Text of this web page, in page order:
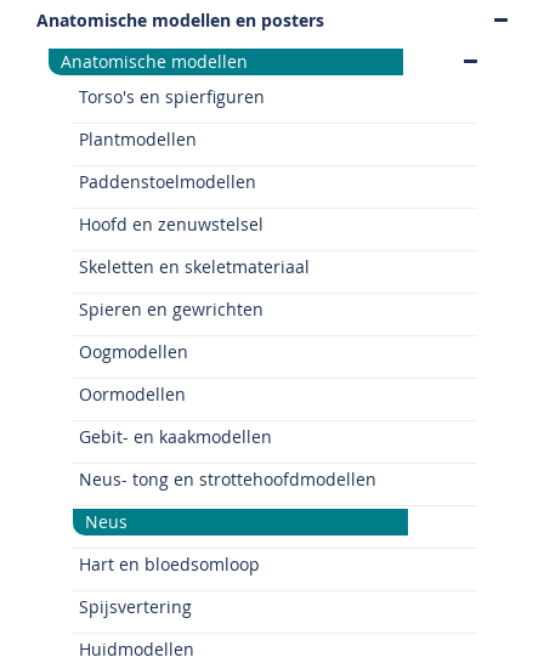
Anatomische modellen en posters
Anatomische modellen
Torso's en spierfiguren
Plantmodellen
Paddenstoelmodellen
Hoofd en zenuwstelsel
Skeletten en skeletmateriaal
Spieren en gewrichten
Oogmodellen
Oormodellen
Gebit- en kaakmodellen
Neus- tong en strottehoofdmodellen
Neus
Hart en bloedsomloop
Spijsvertering
Huidmodellen